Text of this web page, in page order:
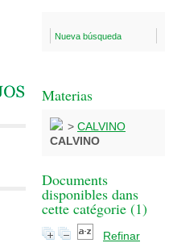
Nueva búsqueda
Materias
> CALVINO
CALVINO
Documents
disponibles dans
cette catégorie (1)
Refinar